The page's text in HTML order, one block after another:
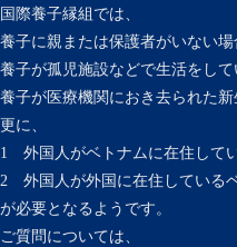
国際養子縁組では、
養子に親または保護者がいない
養子が孤児施設などで生活をし
養子が医療機関におき去られた
更に、
1 外国人がベトナムに在住して
2 外国人が外国に在住している
が必要となるようです。
ご質問については、